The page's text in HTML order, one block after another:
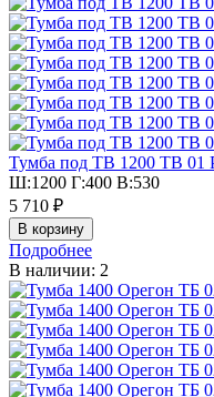
Тумба под ТВ 1200 ТВ 01
Ш:1200 Г:400 В:530
5 710 ₽
Подробнее
В наличии: 2